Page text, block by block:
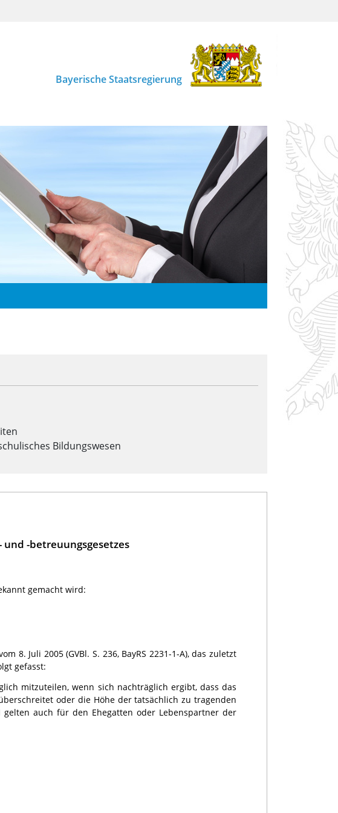
Bayerische Staatsregierung
Bildungswesen
und -betreuungsgesetzes
gemacht wird:
8. Juli 2005 (GVBl. S. 236, BayRS 2231-1-A), das zuletzt
gefasst:
mitzuteilen, wenn sich nachträglich ergibt, dass das
oder die Höhe der tatsächlich zu tragenden
gelten auch für den Ehegatten oder Lebenspartner der